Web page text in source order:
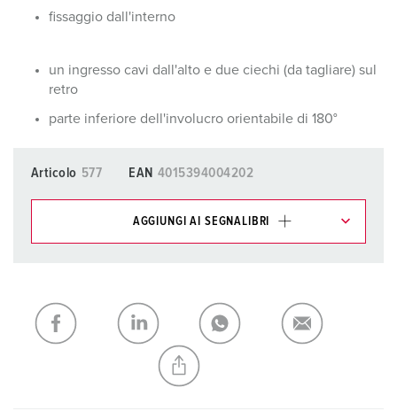
fissaggio dall'interno
un ingresso cavi dall'alto e due ciechi (da tagliare) sul
retro
parte inferiore dell'involucro orientabile di 180°
Articolo 577 EAN 4015394004202
AGGIUNGI AI SEGNALIBRI
CREA NUOVA LISTA